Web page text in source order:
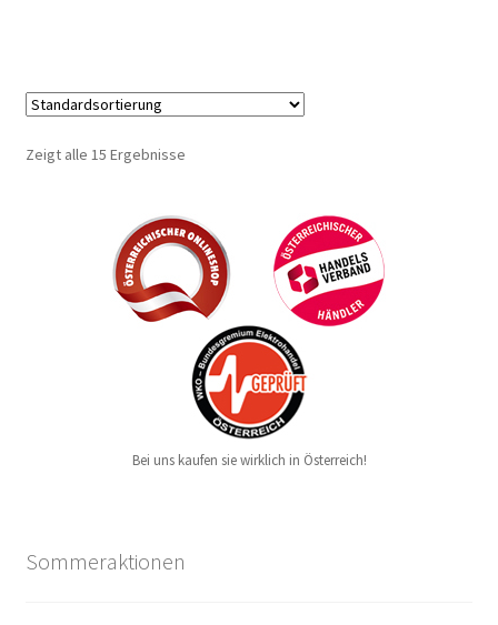
Zeigt alle 15 Ergebnisse
Bei uns kaufen sie wirklich in Österreich!
Sommeraktionen